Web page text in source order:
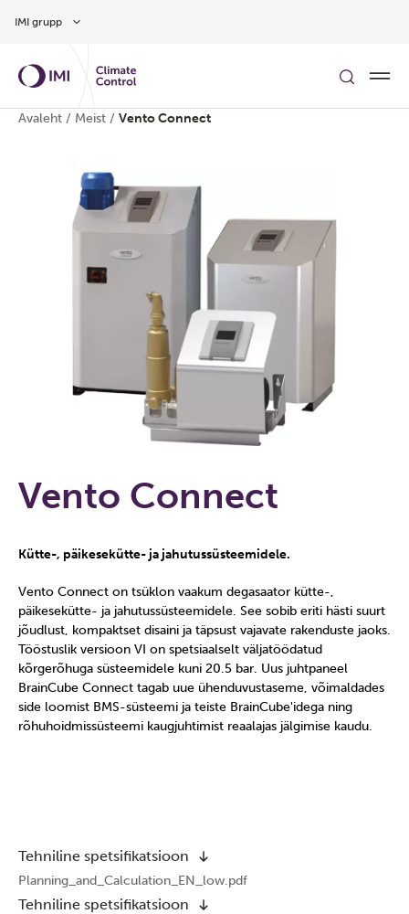
IMI grupp
Avaleht / Meist / Vento Connect
Vento Connect
Kütte-, päikesekütte- ja jahutussüsteemidele.
Vento Connect on tsüklon vaakum degasaator kütte-,
päikesekütte- ja jahutussüsteemidele. See sobib eriti hästi suurt
jõudlust, kompaktset disaini ja täpsust vajavate rakenduste jaoks.
Tööstuslik versioon VI on spetsiaalselt väljatöödatud
kõrgerõhuga süsteemidele kuni 20.5 bar. Uus juhtpaneel
BrainCube Connect tagab uue ühenduvustaseme, võimaldades
side loomist BMS-süsteemi ja teiste BrainCube'idega ning
rõhuhoidmissüsteemi kaugjuhtimist reaalajas jälgimise kaudu.
Tehniline spetsifikatsioon
Planning_and_Calculation_EN_low.pdf
Tehniline spetsifikatsioon